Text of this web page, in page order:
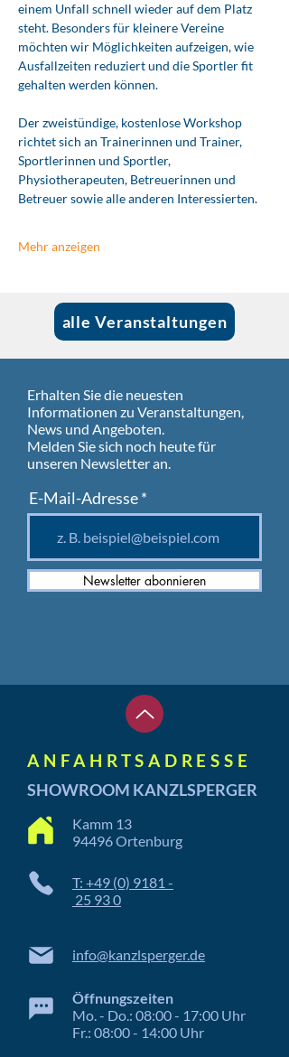
einem Unfall schnell wieder auf dem Platz
steht. Besonders für kleinere Vereine
möchten wir Möglichkeiten aufzeigen, wie
Ausfallzeiten reduziert und die Sportler fit
gehalten werden können.
Der zweistündige, kostenlose Workshop
richtet sich an Trainerinnen und Trainer,
Sportlerinnen und Sportler,
Physiotherapeuten, Betreuerinnen und
Betreuer sowie alle anderen Interessierten.
Mehr anzeigen
alle Veranstaltungen
Erhalten Sie die neuesten
Informationen zu Veranstaltungen,
News und Angeboten.
Melden Sie sich noch heute für
unseren Newsletter an.
E-Mail-Adresse
Newsletter abonnieren
ANFAHRTSADRESSE
SHOWROOM KANZLSPERGER
Kamm 13
94496 Ortenburg
T: +49 (0) 9181 -
25 93 0
info@kanzlsperger.de
Öffnungszeiten
Mo. - Do.: 08:00 - 17:00 Uhr
Fr.: 08:00 - 14:00 Uhr